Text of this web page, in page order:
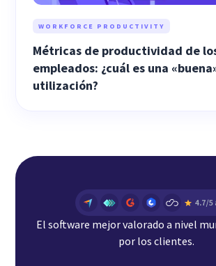
WORKFORCE PRODUCTIVITY
Métricas de productividad de
empleados: ¿cuál es una
utilización?
El software mejor valorado a nivel
por los clientes.